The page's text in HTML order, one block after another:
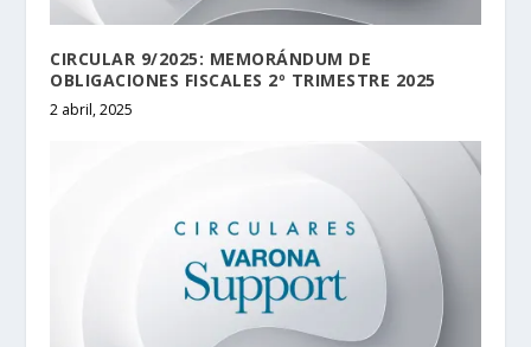
CIRCULAR 9/2025: MEMORÁNDUM DE
OBLIGACIONES FISCALES 2º TRIMESTRE 2025
2 abril, 2025